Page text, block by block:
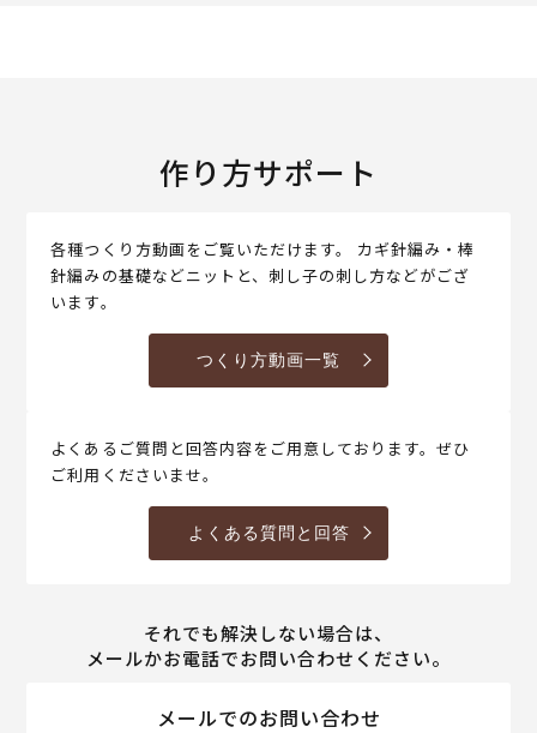
作り方サポート
各種つくり方動画をご覧いただけます。 カギ針編み・棒
針編みの基礎などニットと、刺し子の刺し方などがござ
います。
つくり方動画一覧
よくあるご質問と回答内容をご用意しております。ぜひ
ご利用くださいませ。
よくある質問と回答
それでも解決しない場合は、
メールかお電話でお問い合わせください。
メールでのお問い合わせ